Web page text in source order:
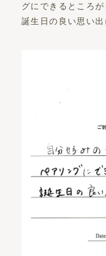
グにできるところが
誕生日の良い思い出